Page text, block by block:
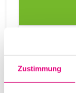
Zustimmung
500,00€